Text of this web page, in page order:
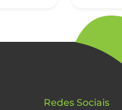
Redes Sociais